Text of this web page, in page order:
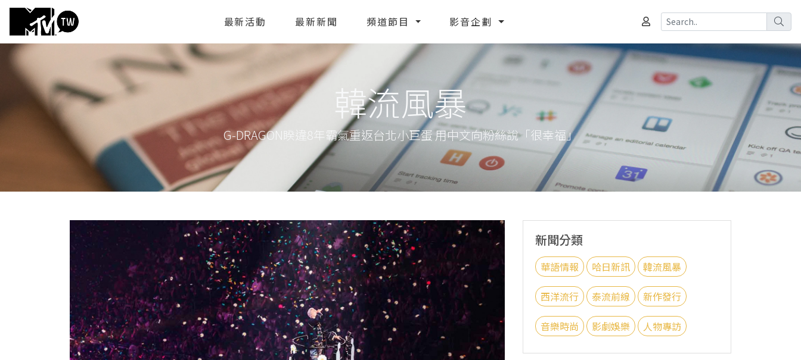
最新活動 最新新聞 頻道節目 影音企劃
韓流風暴
G-DRAGON睽違8年霸氣重返台北小巨蛋 用中文向粉絲說「很幸福」
新聞分類
華語情報 哈日新訊 韓流風暴
西洋流行 泰流前線 新作發行
音樂時尚 影劇娛樂 人物專訪